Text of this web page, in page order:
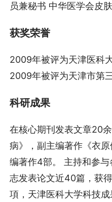
员兼秘书 中华医学会皮
获奖荣誉
2009年被评为天津医科
2009年被评为天津市第
科研成果
在核心期刊发表文章20
病》，副主编著作《衣
编著作4部。 主持和参
志发表论文近40篇，获
項，天津医科大学科技